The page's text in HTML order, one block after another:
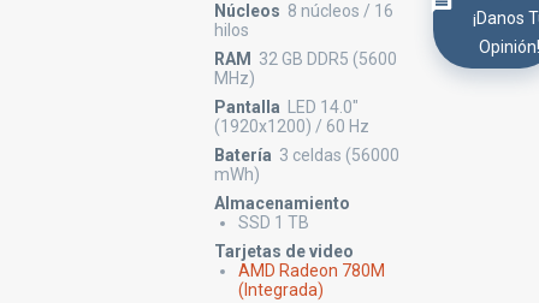
Núcleos 8 núcleos / 16
hilos
RAM
32 GB DDR5 (5600
MHz)
Pantalla
LED 14.0"
(1920x1200) / 60 Hz
Batería 3 celdas (56000
mWh)
Almacenamiento
SSD 1 TB
Tarjetas de video
AMD Radeon 780M
(Integrada)
¡Danos